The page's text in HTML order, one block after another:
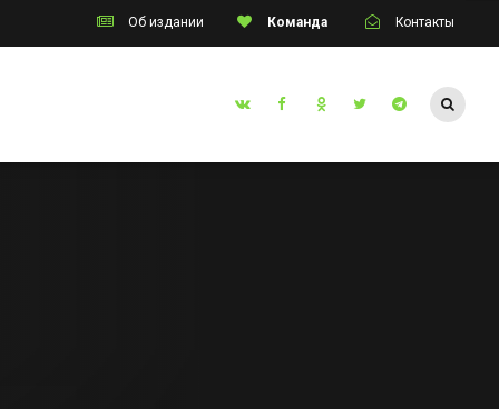
Об издании Команда Контакты